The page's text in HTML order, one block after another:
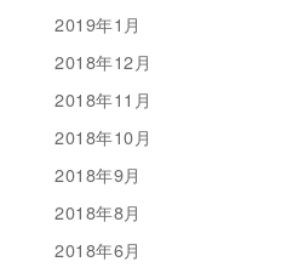
2019年1月
2018年12月
2018年11月
2018年10月
2018年9月
2018年8月
2018年6月